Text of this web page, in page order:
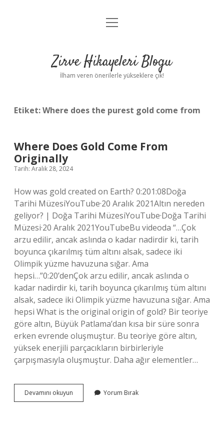
Anasayfa
Yasal Uyarı
menüyü
Zirve Hikayeleri Blogu
İlham veren önerilerle yükseklere çık!
Etiket:Where does the purest gold come from
Where Does Gold Come From
Originally
Tarih: Aralık 28, 2024
How was gold created on Earth? 0:201:08Doğa
Tarihi MüzesiYouTube·20 Aralık 2021Altın nereden
geliyor? | Doğa Tarihi MüzesiYouTube·Doğa Tarihi
Müzesi·20 Aralık 2021YouTubeBu videoda “…Çok
arzu edilir, ancak aslında o kadar nadirdir ki, tarih
boyunca çıkarılmış tüm altını alsak, sadece iki
Olimpik yüzme havuzuna sığar. Ama
hepsi…”0:20’denÇok arzu edilir, ancak aslında o
kadar nadirdir ki, tarih boyunca çıkarılmış tüm altını
alsak, sadece iki Olimpik yüzme havuzuna sığar. Ama
hepsi What is the original origin of gold? Bir teoriye
göre altın, Büyük Patlama’dan kısa bir süre sonra
erken evrende oluşmuştur. Bu teoriye göre altın,
yüksek enerjili parçacıkların birbirleriyle
çarpışmasıyla oluşmuştur. Daha ağır elementler…
Devamını okuyun
Does
Yorum Bırak